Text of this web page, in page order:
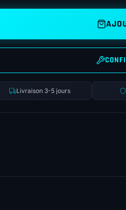
Livraison 3-5 jours